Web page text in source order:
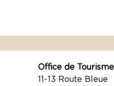
Office de
11-13 Route Bleue